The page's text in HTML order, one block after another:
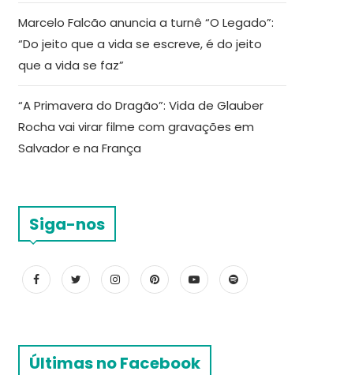
Marcelo Falcão anuncia a turnê “O Legado”:
“Do jeito que a vida se escreve, é do jeito
que a vida se faz”
“A Primavera do Dragão”: Vida de Glauber
Rocha vai virar filme com gravações em
Salvador e na França
Siga-nos
Últimas no Facebook